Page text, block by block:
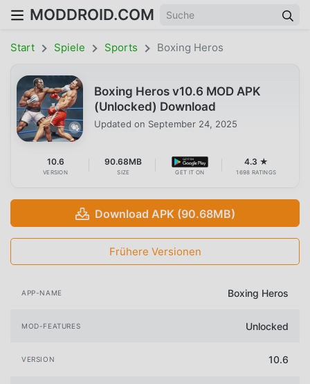
MODDROID.COM
Start Spiele Sports Boxing Heros
Boxing Heros v10.6 MOD APK
(Unlocked) Download
Updated on September 24, 2025
10.6
VERSION
90.68MB
SIZE GET IT ON
4.3 ★
1698 RATINGS
Download APK (90.68MB)
Frühere Versionen
APP-NAME Boxing Heros
MOD-FEATURES Unlocked
VERSION 10.6